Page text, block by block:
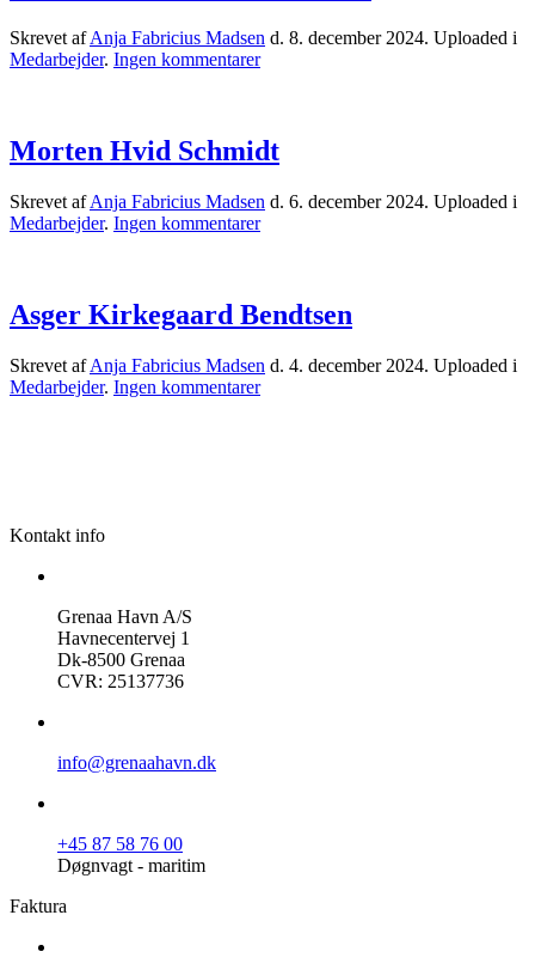
Skrevet afAnja Fabricius Madsen d. 8. december 2024. Uploaded i
Medarbejder. Ingen kommentarertil
Morten Hvid Schmidt
Skrevet afAnja Fabricius Madsen d. 6. december 2024. Uploaded i
Medarbejder. Ingen kommentarertil
Asger Kirkegaard Bendtsen
Skrevet afAnja Fabricius Madsen d. 4. december 2024. Uploaded i
Medarbejder. Ingen kommentarertil
Kontakt info
Grenaa Havn A/S
Havnecentervej 1
Dk-8500 Grenaa
CVR: 25137736
info@grenaahavn.dk
+45 87 58 76 00
Døgnvagt - maritim
Faktura